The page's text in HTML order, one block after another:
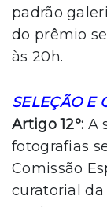
padrão
do prêmio
às 20h.
SELEÇÃO E
Artigo 12º: A
fotografias
Comissão
curatorial